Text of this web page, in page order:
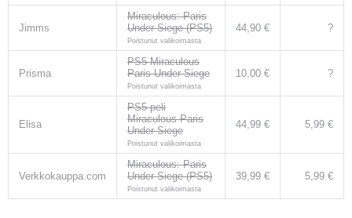
Jimms
Miraculous: Paris
Under Siege (PS5)
Poistunut valikoimasta
44,90 € ?
Prisma
PS5 Miraculous
Paris Under Siege
Poistunut valikoimasta
10,00 € ?
Elisa
PS5-peli
Miraculous Paris
Under Siege
Poistunut valikoimasta
44,99 € 5,99 €
Verkkokauppa.com
Miraculous: Paris
Under Siege (PS5)
Poistunut valikoimasta
39,99 € 5,99 €